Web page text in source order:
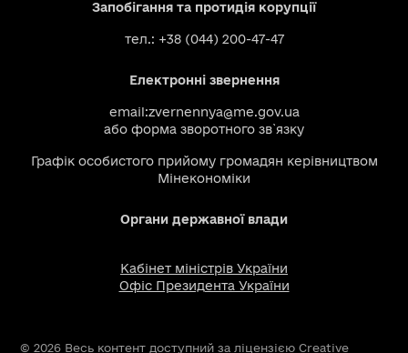
Запобігання та протидія корупції
тел.: +38 (044) 200-47-47
Електронні звернення
email:zvernennya@me.gov.ua
або форма зворотного зв`язку
Графік особистого прийому громадян керівництвом
Мінекономіки
Органи державної влади
Кабінет міністрів України
Офіс Президента України
© 2026 Весь контент доступний за ліцензією Creative